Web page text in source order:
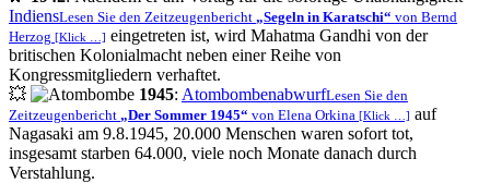
IndiensLesen Sie den Zeitzeugenbericht Segeln in Karatschi
von Bernd
Herzog [Klick …] eingetreten ist, wird Mahatma Gandhi von der
britischen Kolonialmacht neben einer Reihe von
Kongressmitgliedern verhaftet.
💥
1945: AtombombenabwurfLesen Sie den
Zeitzeugenbericht
Der Sommer 1945 von Elena Orkina [Klick …] auf
Nagasaki am 9.8.1945, 20.000 Menschen waren sofort tot,
insgesamt starben 64.000, viele noch Monate danach durch
Verstahlung.